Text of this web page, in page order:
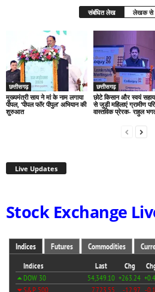
संबंधित लेख लेखक से
छत्तीसगढ़
मुख्यमंत्री साय ने मां के नाम लगाया
पीपल, ‘पीपल फॉर पीपुल’ अभियान की
शुरुआत
छत्तीसगढ़
छोटे किसान और स्वयं
से जुड़ी महिलाएं ग्रामीण
वास्तविक प्रेरक- राहुल
Live Updates
Stock Exchange